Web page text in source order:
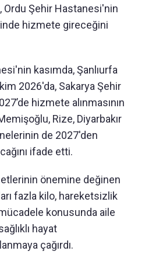
Ordu Şehir Hastanesi'nin
hizmete gireceğini
kasımda, Şanlıurfa
2026'da, Sakarya Şehir
hizmete alınmasının
Rize, Diyarbakır
de 2027'den
ifade etti.
önemine değinen
fazla kilo, hareketsizlik
konusunda aile
hayat
çağırdı.